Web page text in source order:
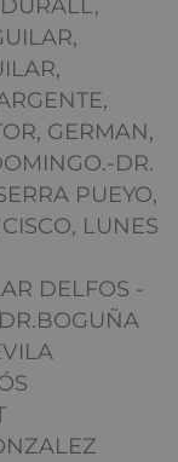
GERMAN,
DR.
PUEYO,
LUNES
DELFOS -